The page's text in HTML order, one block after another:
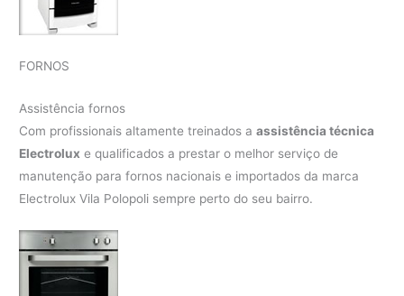
FORNOS
Assistência fornos
Com profissionais altamente treinados aassistência técnica
Electrolux e qualificados a prestar o melhor serviço de
manutenção para fornos nacionais e importados da marca
Electrolux Vila Polopoli sempre perto do seu bairro.